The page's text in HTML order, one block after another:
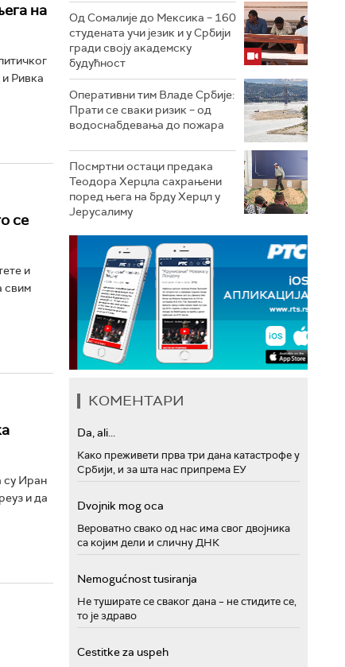
на
Ривка
се
и
свим
су Иран
и да
Од Сомалије до Мексика – 160
студената учи језик и у Србији
гради своју академску
будућност
Оперативни тим Владе Србије:
Прати се сваки ризик – од
водоснабдевања до пожара
Посмртни остаци предака
Теодора Херцла сахрањени
поред њега на брду Херцл у
Јерусалиму
КОМЕНТАРИ
Da, ali...
Како преживети прва три дана катастрофе у
Србији, и за шта нас припрема ЕУ
Dvojnik mog oca
Вероватно свако од нас има свог двојника
са којим дели и сличну ДНК
Nemogućnost tusiranja
Не туширате се сваког дана – не стидите се,
то је здраво
Cestitke za uspeh